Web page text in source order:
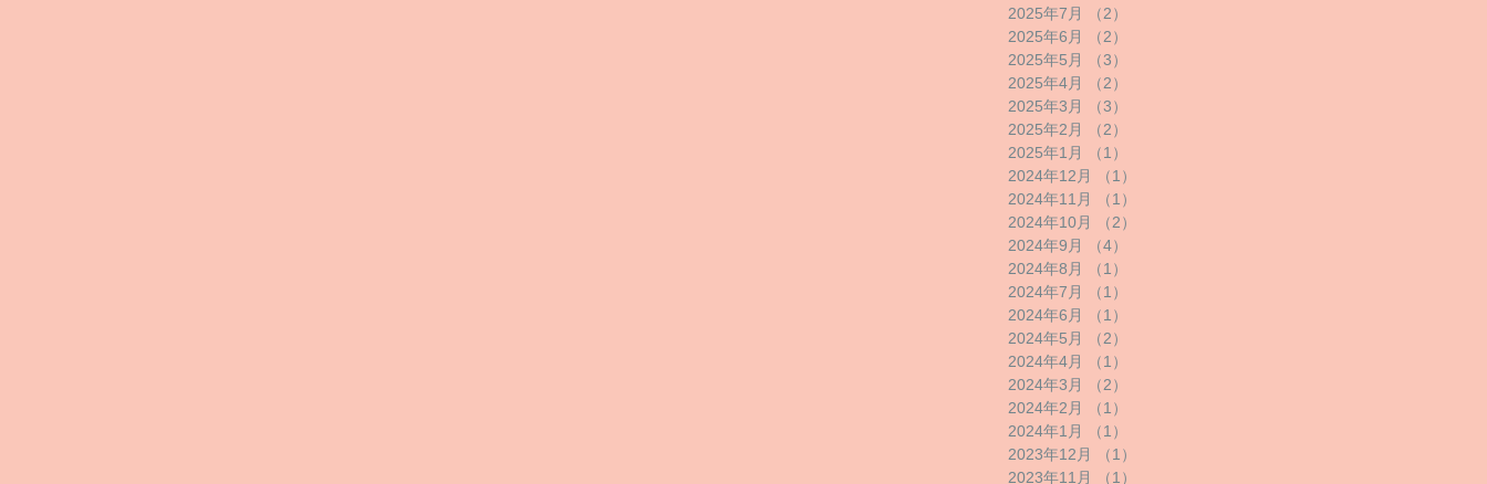
2025年7月
（2）
2025年6月
（2）
2025年5月
（3）
2025年4月
（2）
2025年3月
（3）
2025年2月
（2）
2025年1月
（1）
2024年12月
（1）
2024年11月
（1）
2024年10月
（2）
2024年9月
（4）
2024年8月
（1）
2024年7月
（1）
2024年6月
（1）
2024年5月
（2）
2024年4月
（1）
2024年3月
（2）
2024年2月
（1）
2024年1月
（1）
2023年12月
（1）
2023年11月
（1）